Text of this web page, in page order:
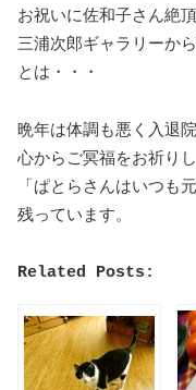
お祝いに佐和子さん絶
三浦次郎ギャラリーか
とは・・・
晩年は体調も悪く入退
心からご冥福をお祈りし
「ぱとらさんはいつも
残っています。
Related Posts: